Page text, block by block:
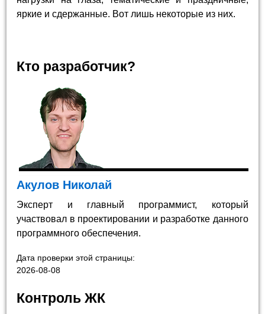
яркие и сдержанные. Вот лишь некоторые из них.
Кто разработчик?
Акулов Николай
Эксперт и главный программист, который
участвовал в проектировании и разработке данного
программного обеспечения.
Дата проверки этой страницы:
2026-08-08
Контроль ЖК